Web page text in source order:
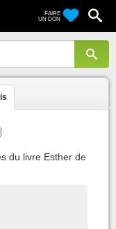
FAIRE
UN DON
du livre Esther de